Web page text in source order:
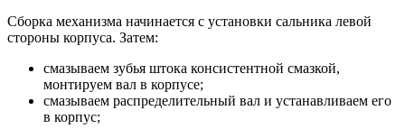
Сборка механизма начинается с установки сальника левой
стороны корпуса. Затем:
смазываем зубья штока консистентной смазкой,
монтируем вал в корпусе;
смазываем распределительный вал и устанавливаем его
в корпус;